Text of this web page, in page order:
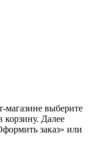
магазине выберите
корзину. Далее
заказ» или